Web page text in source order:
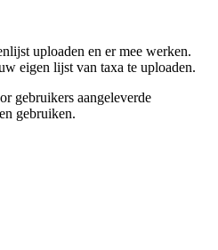
uploaden en er mee werken.
eigen lijst van taxa te uploaden.
gebruikers aangeleverde
gebruiken.